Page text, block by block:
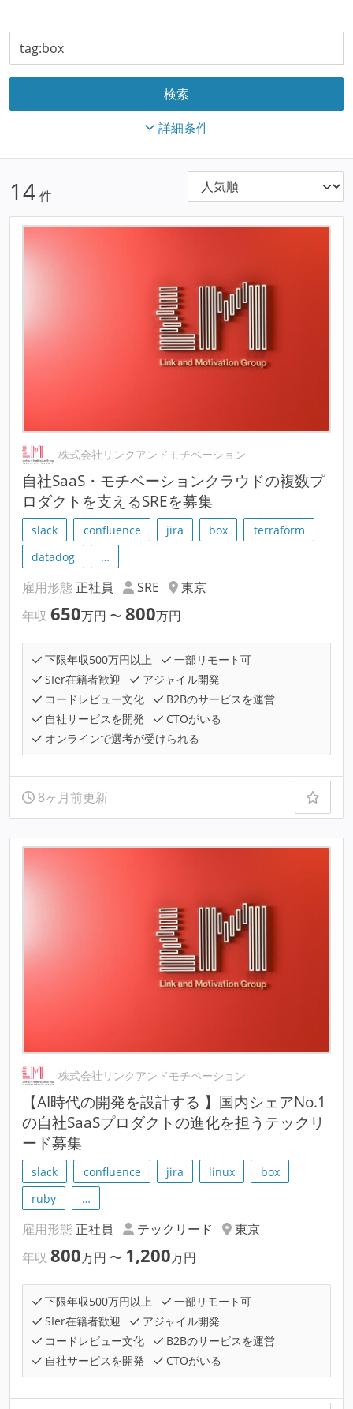
詳細条件
14 件
株式会社リンクアンドモチベーション
自社SaaS・モチベーションクラウドの複数プ
ロダクトを支えるSREを募集
slack confluence jira box
terraform
datadog
…
雇用形態 正社員 SRE
東京
年収 650万円 〜 800万円
下限年収500万円以上
一部リモート可
SIer在籍者歓迎
アジャイル開発
コードレビュー文化
B2Bのサービスを運営
自社サービスを開発
CTOがいる
オンラインで選考が受けられる
8ヶ月前更新
株式会社リンクアンドモチベーション
【AI時代の開発を設計する 】国内シェアNo.1
の自社SaaSプロダクトの進化を担うテックリ
ード募集
slack confluence jira linux
box
ruby
…
雇用形態 正社員 テックリード
東京
年収 800万円 〜 1,200万円
下限年収500万円以上
一部リモート可
SIer在籍者歓迎
アジャイル開発
コードレビュー文化
B2Bのサービスを運営
自社サービスを開発
CTOがいる